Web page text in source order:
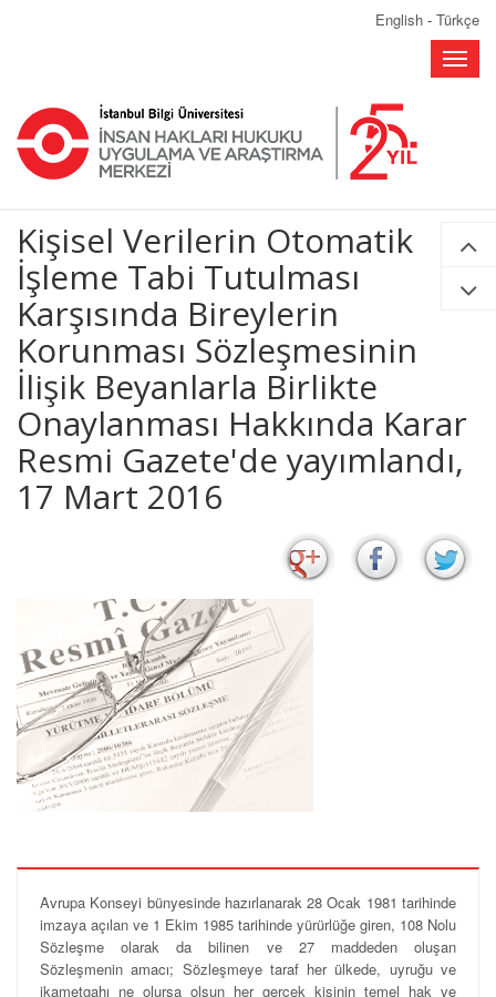
English - Türkçe
Toggle
Kişisel Verilerin Otomatik
İşleme Tabi Tutulması
Karşısında Bireylerin
Korunması Sözleşmesinin
İlişik Beyanlarla Birlikte
Onaylanması Hakkında Karar
Resmi Gazete'de yayımlandı,
17 Mart 2016
Avrupa Konseyi bünyesinde hazırlanarak 28 Ocak 1981 tarihinde
imzaya açılan ve 1 Ekim 1985 tarihinde yürürlüğe giren, 108 Nolu
Sözleşme olarak da bilinen ve 27 maddeden oluşan
Sözleşmenin amacı; Sözleşmeye taraf her ülkede, uyruğu ve
ikametgahı ne olursa olsun her gerçek kişinin temel hak ve